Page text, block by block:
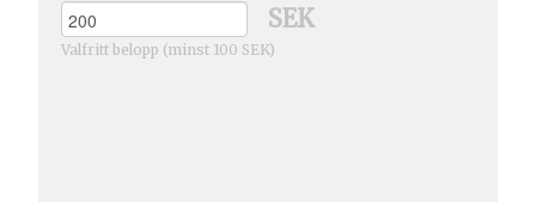
SEK
Valfritt belopp (minst 100 SEK)